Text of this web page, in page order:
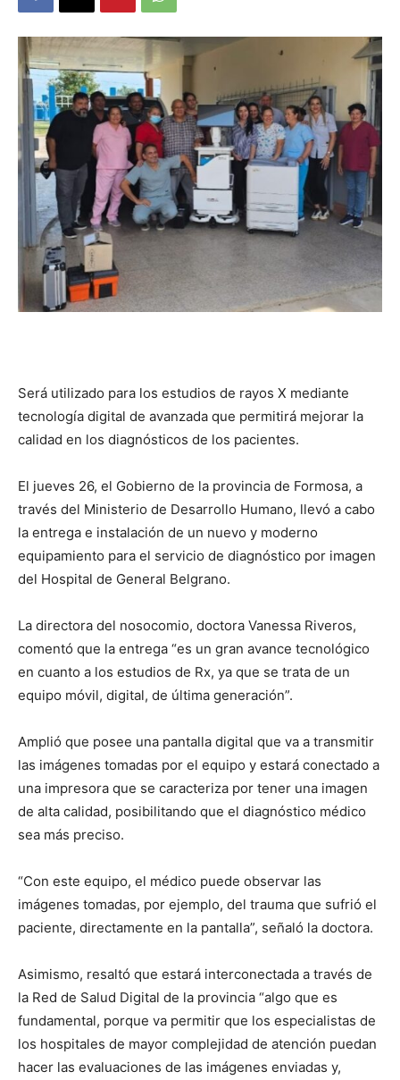
La
Verdad
lo
que
se
ve…
Será utilizado para los estudios de rayos X mediante
tecnología digital de avanzada que permitirá mejorar la
calidad en los diagnósticos de los pacientes.
El jueves 26, el Gobierno de la provincia de Formosa, a
través del Ministerio de Desarrollo Humano, llevó a cabo
la entrega e instalación de un nuevo y moderno
equipamiento para el servicio de diagnóstico por imagen
del Hospital de General Belgrano.
La directora del nosocomio, doctora Vanessa Riveros,
comentó que la entrega “es un gran avance tecnológico
en cuanto a los estudios de Rx, ya que se trata de un
equipo móvil, digital, de última generación”.
Amplió que posee una pantalla digital que va a transmitir
las imágenes tomadas por el equipo y estará conectado a
una impresora que se caracteriza por tener una imagen
de alta calidad, posibilitando que el diagnóstico médico
sea más preciso.
“Con este equipo, el médico puede observar las
imágenes tomadas, por ejemplo, del trauma que sufrió el
paciente, directamente en la pantalla”, señaló la doctora.
Asimismo, resaltó que estará interconectada a través de
la Red de Salud Digital de la provincia “algo que es
fundamental, porque va permitir que los especialistas de
los hospitales de mayor complejidad de atención puedan
hacer las evaluaciones de las imágenes enviadas y,